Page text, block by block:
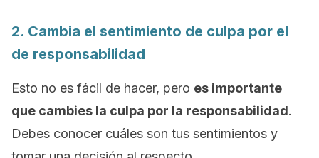
2. Cambia el sentimiento de culpa por el
de responsabilidad
Esto no es fácil de hacer, pero es importante
que cambies la culpa por la responsabilidad.
Debes conocer cuáles son tus sentimientos y